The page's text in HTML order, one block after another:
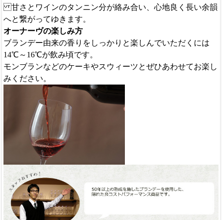
甘さとワインのタンニン分が絡み合い、心地良く長い余韻
へと繋がってゆきます。
オーナーヴの楽しみ方
ブランデー由来の香りをしっかりと楽しんでいただくには
14℃～16℃が飲み頃です。
モンブランなどのケーキやスウィーツとぜひあわせてお楽し
みください。